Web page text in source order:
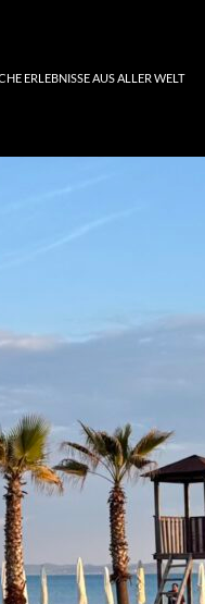
ERLEBNISSE AUS ALLER WELT